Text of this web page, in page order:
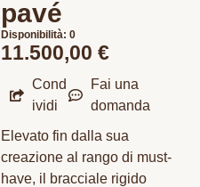
pavé
Disponibilità: 0
11.500,00 €
Cond
ividi
Fai una
domanda
Elevato fin dalla sua
creazione al rango di must-
have, il bracciale rigido